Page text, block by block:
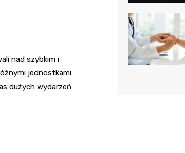
nad szybkim i
jednostkami
dużych wydarzeń